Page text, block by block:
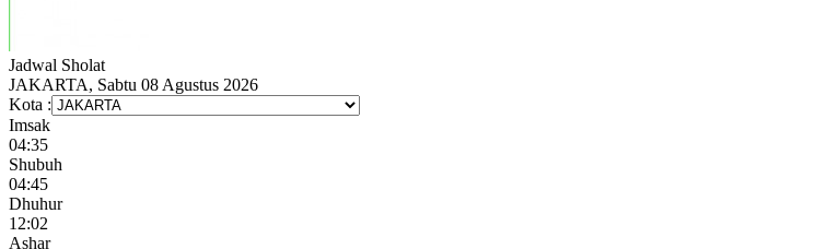
Jadwal Sholat
JAKARTA, Sabtu 08 Agustus 2026
Kota :
Imsak
04:35
Shubuh
04:45
Dhuhur
12:02
Ashar